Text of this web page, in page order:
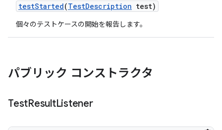
testStarted(TestDescription test)
個々のテストケースの開始を報告します。
パブリック コンストラクタ
TestResultListener